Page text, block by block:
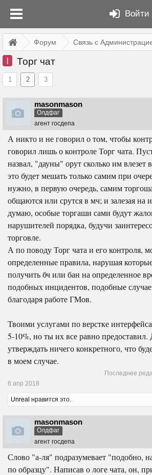
Войти
Форум Связь с
I Торг чат
1 2 3
masonmason
Олдфаг
агент госдепа
А никто и не говорил о том, чтобы
говорил лишь о контроле Торг чата.
назвал, "дауны" орут сколько им
это будет мешать только самим при
нужно, в первую очередь, самим
общаются или срутся в мч; и залезая на
думаю, особые торгаши сами будут
нарушителей порядка, будучи
торговле.
А по поводу Торг чата и его контроля,
определенные правила, нарушая
получить бч или бан на определенное
подобных инцидентов, подобные случае
благодаря работе ГМов.
Твоими услугами по верстке интерфейса
5-10%, но ты их все равно предоставил.
утверждать ничего конкретного, что
в моем случае.
Последнее
6 апр 2018
Unreal нравится это.
masonmason
Олдфаг
агент госдепа
Слово "а-ля" подразумевает "подобно,
по образцу". Написав о логе чата, он,